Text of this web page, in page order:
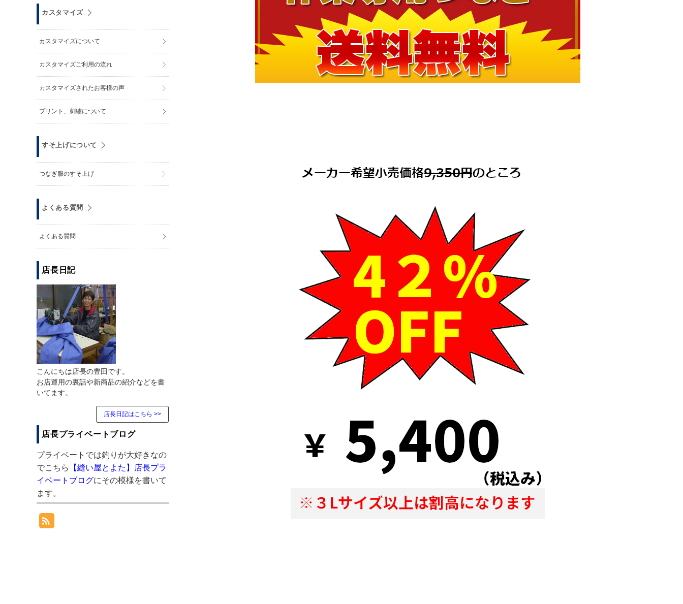
カスタマイズ
カスタマイズについて
カスタマイズご利用の流れ
カスタマイズされたお客様の声
プリント、刺繍について
すそ上げについて
つなぎ服のすそ上げ
よくある質問
よくある質問
店長日記
こんにちは店長の豊田です。
お店運用の裏話や新商品の紹介などを書
いてます。
店長日記はこちら >>
店長プライベートブログ
プライベートでは釣りが大好きなの
でこちら
【縫い屋とよた】店長プラ
イベートブログにその模様を書いて
ます。